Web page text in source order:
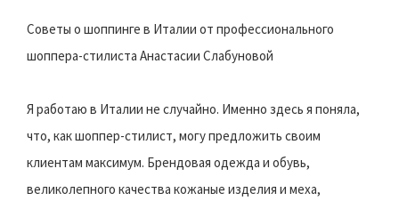
Советы о шоппинге в Италии от профессионального
шоппера-стилиста Анастасии Слабуновой
Я работаю в Италии не случайно. Именно здесь я поняла,
что, как шоппер-стилист, могу предложить своим
клиентам максимум. Брендовая одежда и обувь,
великолепного качества кожаные изделия и меха,